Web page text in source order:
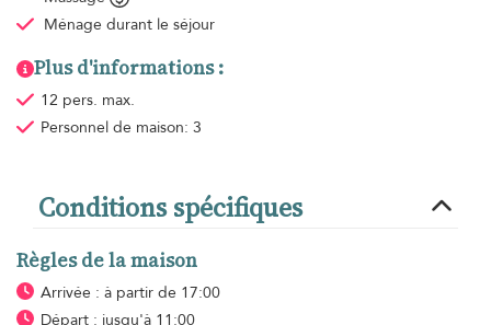
Ménage durant le séjour
Plus d'informations :
12 pers. max.
Personnel de maison: 3
Conditions spécifiques
Règles de la maison
Arrivée : à partir de 17:00
Départ : jusqu'à 11:00